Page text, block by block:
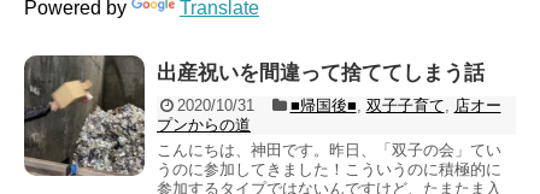
Powered by Translate
出産祝いを間違って捨ててしまう話
2020/10/31 ■帰国後■, 双子子育て, 店オー
プンからの道
こんにちは、神田です。昨日、「双子の会」てい
うのに参加してきました！こういうのに積極的に
参加するタイプではないんですけど、たまたま入